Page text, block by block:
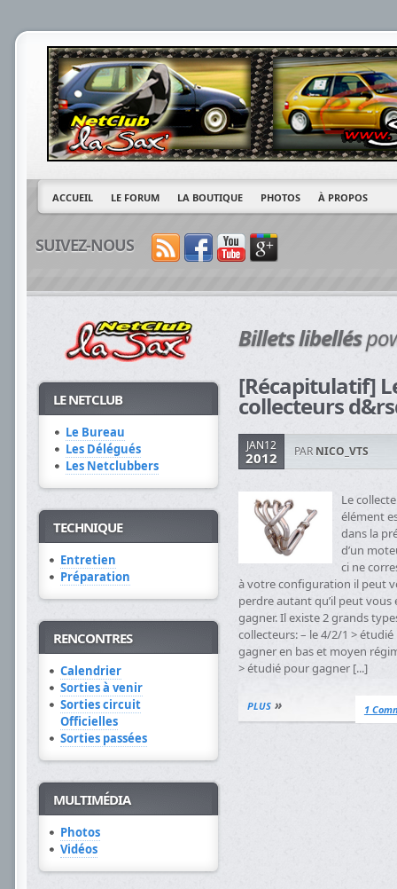
ACCUEIL LE FORUM LA BOUTIQUE PHOTOS À PROPOS
SUIVEZ-NOUS
Billets libellés
[Récapitulatif]
collecteurs
JAN12
2012 PAR NICO_VTS
Le
élément
dans la
d’un
ci ne
à votre configuration il peut
perdre autant qu’il peut vous
gagner. Il existe 2 grands
collecteurs: – le 4/2/1 >
gagner en bas et moyen
> étudié pour gagner [...]
PLUS » 1
LE NETCLUB
Le Bureau
Les Délégués
Les Netclubbers
TECHNIQUE
Entretien
Préparation
RENCONTRES
Calendrier
Sorties à venir
Sorties circuit
Officielles
Sorties passées
MULTIMÉDIA
Photos
Vidéos